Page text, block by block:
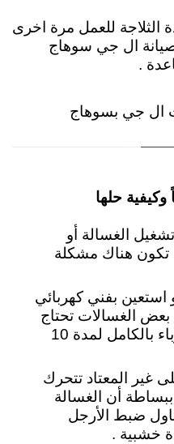
الثلاجة للعمل مرة اخرى
ال جي سوهاج
.
ال جي بسوهاج
حلها
الغسالة أو
تكون هناك مشكلة
استعين بفني كهربائي
الغسالات تحتاج
لأعادة التعيين اي فصل الكهرباء بالكامل لمدة 10
غير المعتاد تتحرك
ببساطة أن الغسالة
ضبط الأرجل
خشبية .